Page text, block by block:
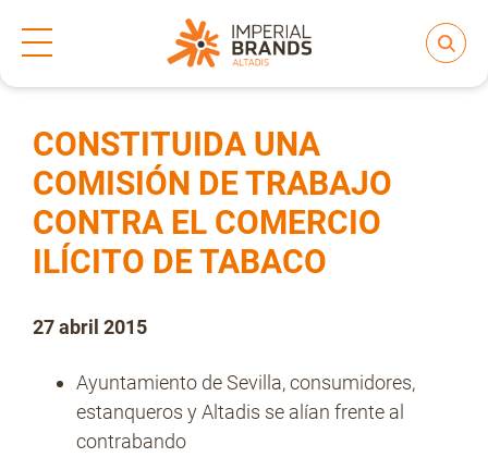
Nuestras Marcas
Regulación
Inicio Notas de prensa
CONSTITUIDA UNA
COMISIÓN DE TRABAJO
CONTRA EL COMERCIO
ILÍCITO DE TABACO
27 abril 2015
Ayuntamiento de Sevilla, consumidores,
estanqueros y Altadis se alían frente al
contrabando